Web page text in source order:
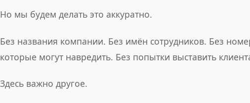
Но мы будем делать это аккуратно.
Без названия компании. Без имён сотрудников. Без
которые могут навредить. Без попытки выставить
Здесь важно другое.